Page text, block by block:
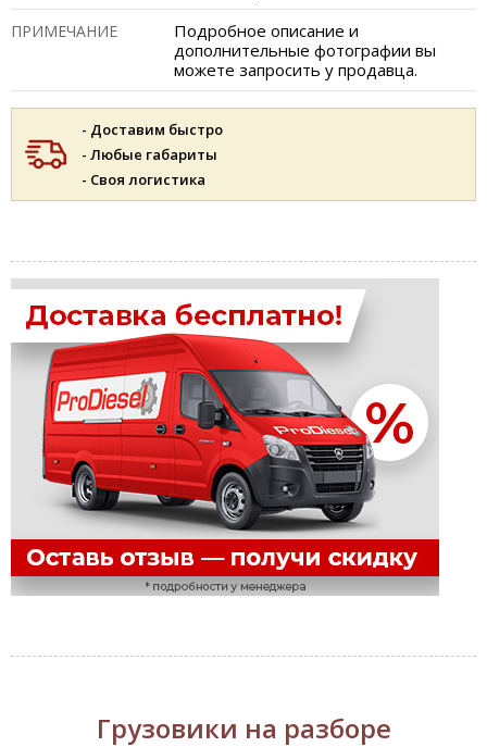
ПРИМЕЧАНИЕ
Подробное описание и
дополнительные фотографии вы
можете запросить у продавца.
- Доставим быстро
- Любые габариты
- Своя логистика
Грузовики на разборе